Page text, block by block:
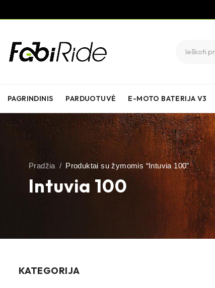
PAGRINDINIS PARDUOTUVĖ E-MOTO BATERIJA V3
Intuvia 100
Pradžia / Produktai su žymomis “Intuvia 100”
KATEGORIJA